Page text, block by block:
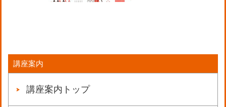
講座案内
講座案内トップ